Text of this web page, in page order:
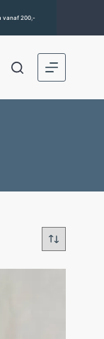
vanaf 200,-